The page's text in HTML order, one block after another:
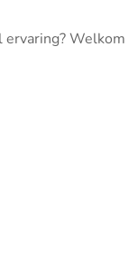
ervaring? Welkom